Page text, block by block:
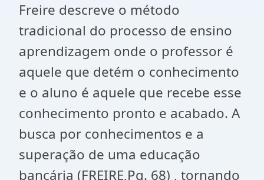
Freire descreve o método
tradicional do processo de ensino
aprendizagem onde o professor é
aquele que detém o conhecimento
e o aluno é aquele que recebe esse
conhecimento pronto e acabado. A
busca por conhecimentos e a
superação de uma educação
bancária (FREIRE,Pg. 68) , tornando